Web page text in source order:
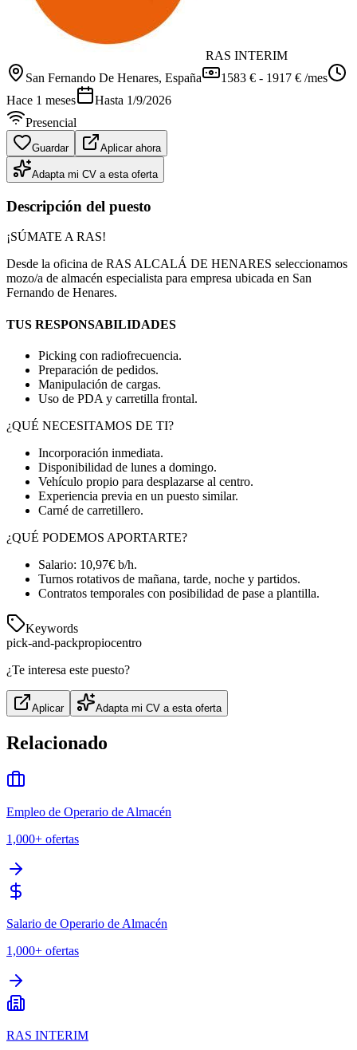
RAS INTERIM
San Fernando De Henares, España
1583 € - 1917 € /mes
Hace 1 meses
Hasta 1/9/2026
Presencial
Guardar Aplicar ahora
Adapta mi CV a esta oferta
Descripción del puesto
¡SÚMATE A RAS!
Desde la oficina de RAS ALCALÁ DE HENARES seleccionamos
mozo/a de almacén especialista para empresa ubicada en San
Fernando de Henares.
TUS RESPONSABILIDADES
Picking con radiofrecuencia.
Preparación de pedidos.
Manipulación de cargas.
Uso de PDA y carretilla frontal.
¿QUÉ NECESITAMOS DE TI?
Incorporación inmediata.
Disponibilidad de lunes a domingo.
Vehículo propio para desplazarse al centro.
Experiencia previa en un puesto similar.
Carné de carretillero.
¿QUÉ PODEMOS APORTARTE?
Salario: 10,97€ b/h.
Turnos rotativos de mañana, tarde, noche y partidos.
Contratos temporales con posibilidad de pase a plantilla.
Keywords
pick-and-packpropiocentro
¿Te interesa este puesto?
Aplicar Adapta mi CV a esta oferta
Relacionado
Empleo de Operario de Almacén
1,000+ ofertas
Salario de Operario de Almacén
1,000+ ofertas
RAS INTERIM